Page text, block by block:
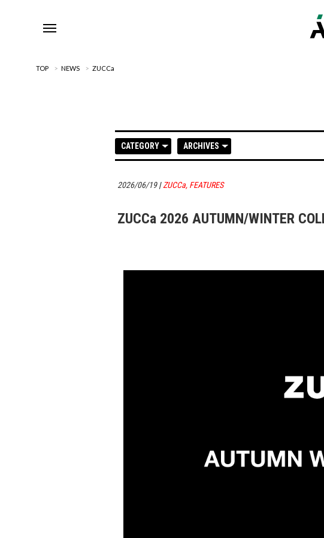
TOP > NEWS > ZUCCa
CATEGORY ARCHIVES
2026/06/19|ZUCCa, FEATURES
ZUCCa 2026 AUTUMN/WINTER